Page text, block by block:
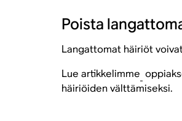
Poista
Langattomat häiriöt
Lue artikkelimme
häiriöiden välttämiseksi.